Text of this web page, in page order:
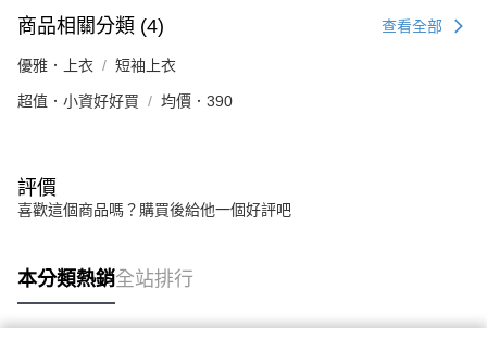
商品相關分類 (4) 查看全部
優雅．上衣 短袖上衣
超值．小資好好買 均價．390
評價
喜歡這個商品嗎？購買後給他一個好評吧
本分類熱銷全站排行